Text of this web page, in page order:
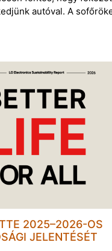
autóval. A
2025–2026-OS
JELENTÉSÉT